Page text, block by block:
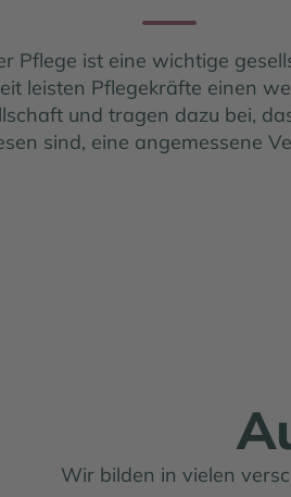
Pflege ist eine wichtige
leisten Pflegekräfte einen
und tragen dazu bei,
sind, eine angemessene
Wir bilden in vielen